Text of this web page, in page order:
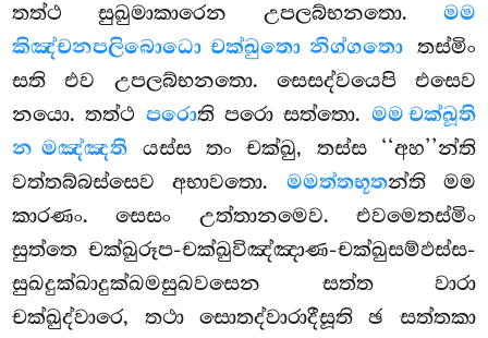
තත්ථ සුඛුමාකාරෙන උපලබ්භනතො. මම
කිඤ්චනපලිබොධො චක්ඛුතො නිග්ගතොතස්මිං
සති එව උපලබ්භනතො. සෙසද්වයෙපි එසෙව
නයො. තත්ථ පරොති පරො සත්තො. මම චක්ඛූති
න මඤ්ඤති යස්ස තං චක්ඛු, තස්ස ‘‘අහ’’න්ති
වත්තබ්බස්සෙව අභාවතො. මමත්තභූතන්ති මම
කාරණං. සෙසං උත්තානමෙව. එවමෙතස්මිං
සුත්තෙ චක්ඛුරූප-චක්ඛුවිඤ්ඤාණ-චක්ඛුසම්ඵස්ස-
සුඛදුක්ඛාදුක්ඛමසුඛවසෙන සත්ත වාරා
චක්ඛුද්වාරෙ, තථා සොතද්වාරාදීසූති ඡ සත්තකා